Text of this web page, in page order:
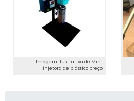
Imagem ilustrativa de Mini
injetora de plástico preço